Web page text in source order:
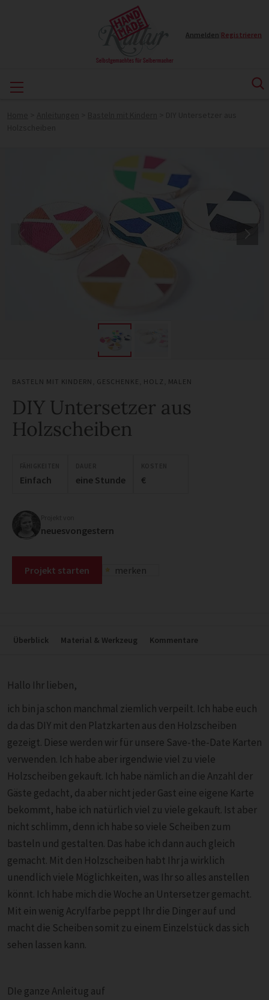
Anmelden Registrieren
BASTELN MIT KINDERN GESCHENKE HOLZ MALEN
DIY Untersetzer aus
Holzscheiben
Einfach eine Stunde €
neuesvongestern
Projekt starten merken
Überblick Material & Werkzeug Kommentare
Hallo Ihr lieben,
ich bin ja schon manchmal ziemlich verpeilt. Ich habe euch
da das DIY mit den Platzkarten aus den Holzscheiben
gezeigt. Diese werden wir für unsere Save-the-Date Karten
verwenden. Ich habe aber irgendwie viel zu viele
Holzscheiben gekauft. Ich habe nämlich an die Anzahl der
Gäste gedacht, da aber nicht jeder Gast eine eigene Karte
bekommt, habe ich natürlich viel zu viele gekauft. Ist aber
nicht schlimm, denn ich habe so viele Scheiben zum
basteln und gestalten. Das habe ich dann auch gleich
gemacht. Mit den Holzscheiben habt Ihr ja wirklich
unendlich viele Möglichkeiten, was Ihr so alles anstellen
könnt. Ich habe mich die Woche an Untersetzer gemacht.
Mit ein wenig Acrylfarbe peppt Ihr die Dinger auf und
macht die Scheiben somit zu einem Einzelstück das sich
sehen lassen kann.
DIe ganze Anleitug auf